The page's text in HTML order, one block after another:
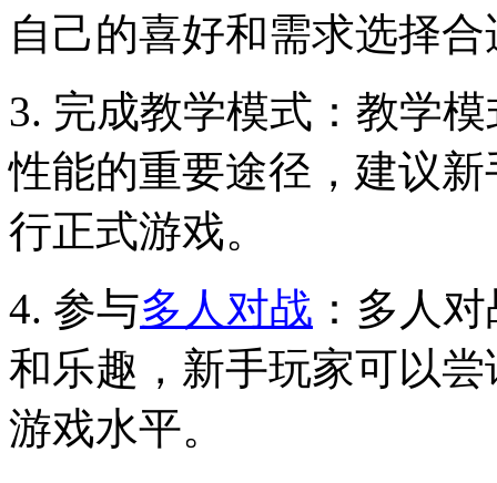
自己的喜好和需求选择
3. 完成教学模式：教学
性能的重要途径，建议
行正式游戏。
4. 参与多人对战 ：多人
和乐趣，新手玩家可以
游戏水平。